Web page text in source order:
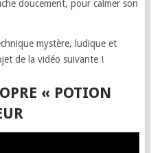
doucement, pour calmer son
mystère, ludique et
de la vidéo suivante !
« POTION